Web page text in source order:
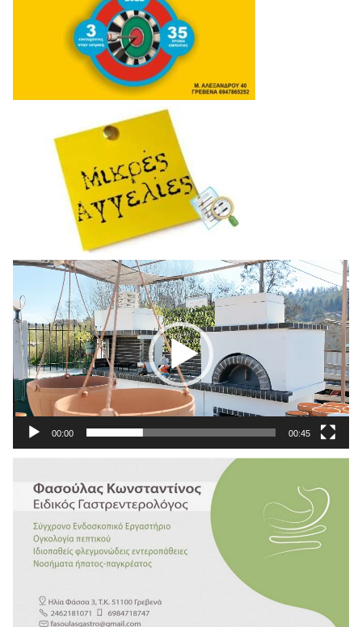
Πρόγραμμα
Αναπαραγωγής
Βίντεο
00:00 00:45